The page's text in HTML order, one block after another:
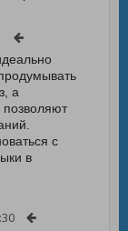
а
с
в